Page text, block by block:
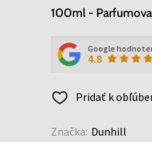
100ml -
Google
4.8
Pridať k
Značka: Dunhill